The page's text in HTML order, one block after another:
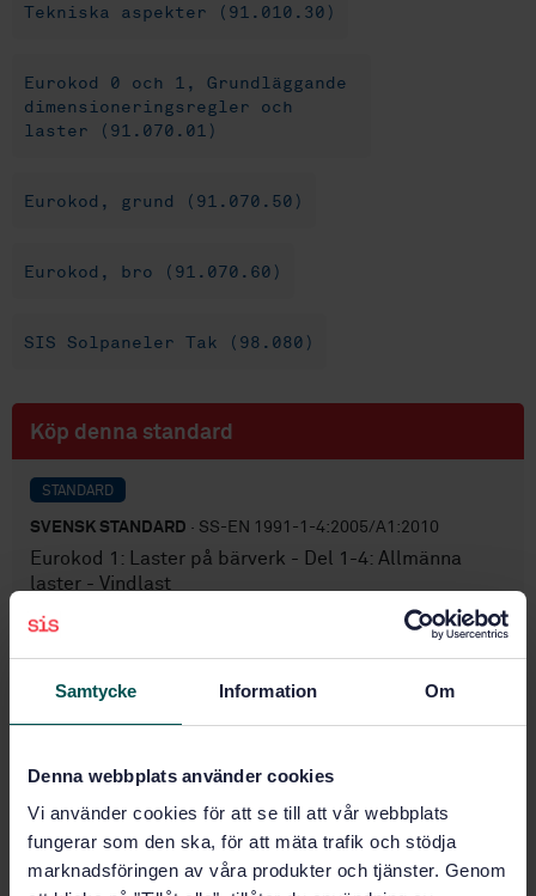
Samtycke Information Om
Denna webbplats använder cookies
Vi använder cookies för att se till att vår webbplats
fungerar som den ska, för att mäta trafik och stödja
marknadsföringen av våra produkter och tjänster. Genom
Tekniska aspekter (91.010.30)
Eurokod 0 och 1, Grundläggande
dimensioneringsregler och
laster (91.070.01)
Eurokod, grund (91.070.50)
Eurokod, bro (91.070.60)
SIS Solpaneler Tak (98.080)
Köp denna standard
STANDARD
SVENSK STANDARD · SS-EN 1991-1-4:2005/A1:2010
Eurokod 1: Laster på bärverk - Del 1-4: Allmänna
laster - Vindlast
Prenumerera på standarden - Läs mer
Pris:687 SEK
Lägg i varukorgen
Fler alternativ
Produktinformation